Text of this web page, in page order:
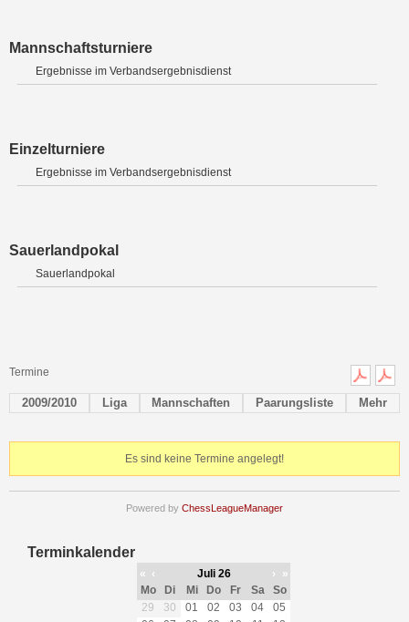
Mannschaftsturniere
Ergebnisse im Verbandsergebnisdienst
Einzelturniere
Ergebnisse im Verbandsergebnisdienst
Sauerlandpokal
Sauerlandpokal
Termine
2009/2010 Liga Mannschaften Paarungsliste Mehr
Es sind keine Termine angelegt!
Powered by ChessLeagueManager
Terminkalender
« ‹ Juli 26 ›
»
Mo
Di Mi Do Fr Sa
So
29
30 01 02 03 04
05